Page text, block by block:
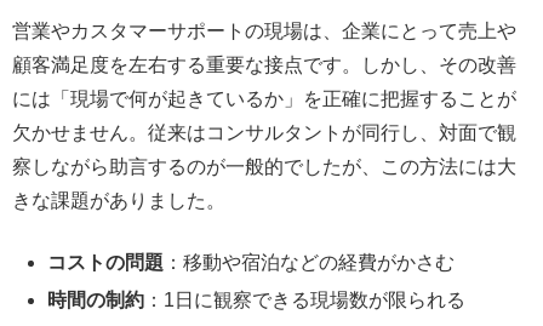
営業やカスタマーサポートの現場は、企業にとって売上や
顧客満足度を左右する重要な接点です。しかし、その改善
には「現場で何が起きているか」を正確に把握することが
欠かせません。従来はコンサルタントが同行し、対面で観
察しながら助言するのが一般的でしたが、この方法には大
きな課題がありました。
コストの問題 ：移動や宿泊などの経費がかさむ
時間の制約 ：1日に観察できる現場数が限られる